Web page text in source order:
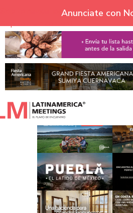
Skip to navigation
Skip to main content
Anunciate con